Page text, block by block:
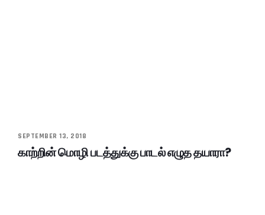
SEPTEMBER 13, 2018
காற்றின் மொழி படத்துக்கு பாடல் எழுத தயாரா?